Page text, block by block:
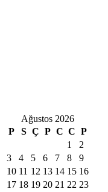
Ağustos 2026
P
S Ç P C C P
1
2
3
4 5 6 7 8
9
10 11 12 13 14 15 16
17 18 19 20 21 22 23